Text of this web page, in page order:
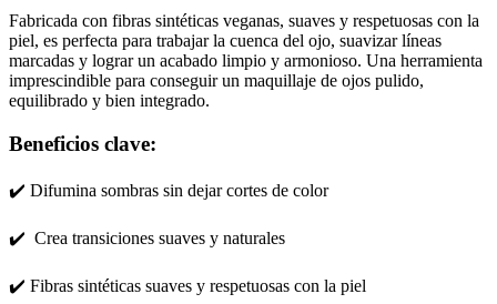
Fabricada con fibras sintéticas veganas, suaves y respetuosas con la
piel, es perfecta para trabajar la cuenca del ojo, suavizar líneas
marcadas y lograr un acabado limpio y armonioso. Una herramienta
imprescindible para conseguir un maquillaje de ojos pulido,
equilibrado y bien integrado.
Beneficios clave:
✔️ Difumina sombras sin dejar cortes de color
✔️ Crea transiciones suaves y naturales
✔️ Fibras sintéticas suaves y respetuosas con la piel